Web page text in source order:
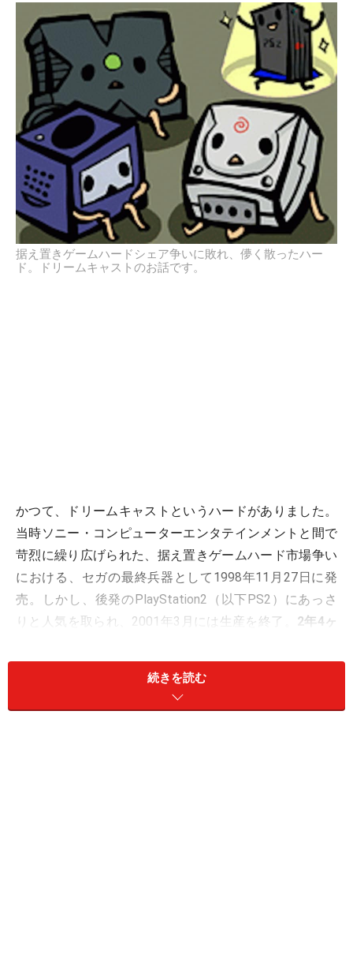
据え置きゲームハードシェア争いに敗れ、儚く散ったハー
ド。ドリームキャストのお話です。
かつて、ドリームキャストというハードがありました。
当時ソニー・コンピューターエンタテインメントと間で
苛烈に繰り広げられた、据え置きゲームハード市場争い
における、セガの最終兵器として1998年11月27日に発
売。しかし、後発のPlayStation2（以下PS2）にあっさ
りと人気を取られ、2001年3月には生産を終了。 2年4ヶ
今振り返れば、非常に進歩的、挑戦的、前のめりなハー
ドで、広く一般的には受け入れられたとは言い難いもの
続きを読む